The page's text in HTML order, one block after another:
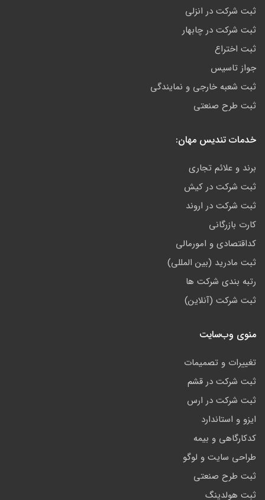
ثبت شرکت در انزلی
ثبت شرکت در چابهار
ثبت اختراع
جواز تاسیس
ثبت شعبه خارجی و نمایندگی
ثبت طرح صنعتی
خدمات تندیس مهان:
برند و علائم تجاری
ثبت شرکت در کیش
ثبت شرکت در اروند
کارت بازرگانی
کداقتصادی و امورمالی
ثبت مادرید (بین المللی)
رتبه بندی شرکت ها
ثبت شرکت (آنلاین)
منوی وب‌سایت
تغییرات و تصمیمات
ثبت شرکت در قشم
ثبت شرکت در ارس
ایزو و استاندارد
کدکارگاهی و بیمه
طراحی سایت و لوگو
ثبت طرح صنعتی
ثبت هولدینگ